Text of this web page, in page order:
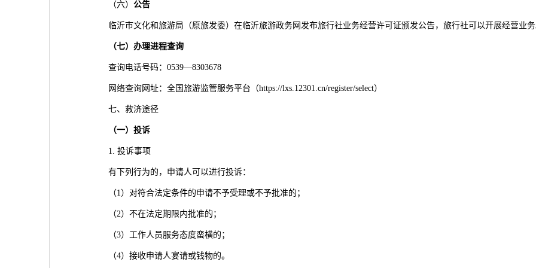
（六） 公告
临沂市文化和旅游局（原旅发委）在临沂旅游政务网发布旅行社业务经营许可证颁发公告，旅行社可以开展经营业
（七）办理进程查询
查询电话号码：0539—8303678
网络查询网址：全国旅游监管服务平台（https://lxs.12301.cn/register/select）
七、救济途径
（一）投诉
1. 投诉事项
有下列行为的，申请人可以进行投诉：
（1）对符合法定条件的申请不予受理或不予批准的；
（2）不在法定期限内批准的；
（3）工作人员服务态度蛮横的；
（4）接收申请人宴请或钱物的。